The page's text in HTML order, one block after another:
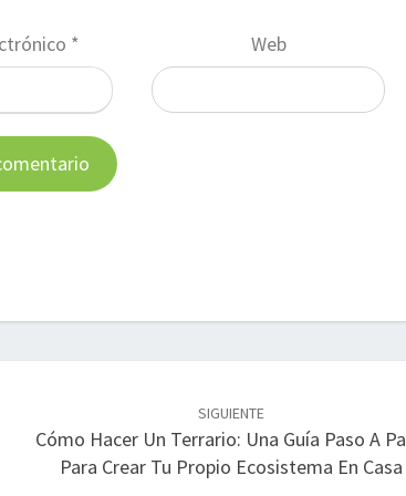
* Web
SIGUIENTE
Cómo Hacer Un Terrario: Una Guía Paso A
Para Crear Tu Propio Ecosistema En Casa